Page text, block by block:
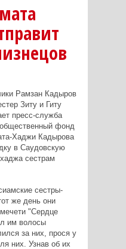
Рамзан Кадыров
Зиту и Гиту
пресс-служба
фонд
Хаджи Кадырова
в Саудовскую
сестрам
сестры-
же день они
"Сердце
им волосы
за них, прося у
них. Узнав об их